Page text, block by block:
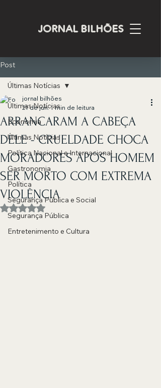
JORNAL BILHÕES
Post
Últimas Notícias
Economia
Últimas Notícias
Política Nacional e Internacional
Gastronomia
Política
Segurança Pública e Social
Segurança Pública
Entretenimento e Cultura
Últimas Notícias
ARRANCARAM A CABEÇA
DELE - CRUELDADE CHOCA
MORADORES APÓS HOMEM
SER MORTO COM EXTREMA
VIOLÊNCIA
jornal bilhões
21 de jun.1 min de leitura
Avaliado com NaN de 5 estrelas.